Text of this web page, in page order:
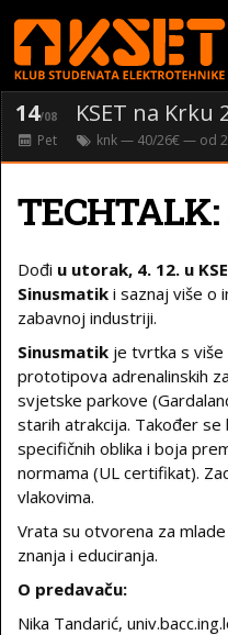
14/08 KSET na Krku
Pet knk— 40/26€ — od
Dođi u utorak, 4. 12. u
Sinusmatik i saznaj više o
zabavnoj industriji.
Sinusmatik je tvrtka s više
prototipova adrenalinskih
svjetske parkove
starih atrakcija. Također se
specifičnih oblika i boja
normama (UL certifikat).
vlakovima.
Vrata su otvorena za
znanja i educiranja.
O predavaču:
Nika Tandarić,